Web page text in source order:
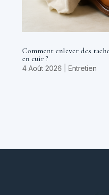
Comment enlever des
en cuir ?
4 Août 2026 Entretien